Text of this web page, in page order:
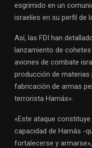
esgrimido en un
israelíes en su perfil de
Así, las FDI han
lanzamiento de
aviones de combate
producción de
fabricación de armas
terrorista Hamás».
«Este ataque
capacidad de Hamás -
fortalecerse y